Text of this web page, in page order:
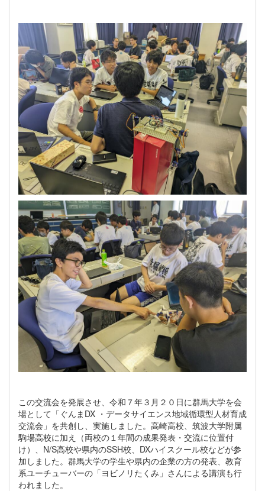
この交流会を発展させ、令和７年３月２０日に群馬大学を会
場として「ぐんまDX ・データサイエンス地域循環型人材育成
交流会」を共創し、実施しました。高崎高校、筑波大学附属
駒場高校に加え（両校の１年間の成果発表・交流に位置付
け）、N/S高校や県内のSSH校、DXハイスクール校などが参
加しました。群馬大学の学生や県内の企業の方の発表、教育
系ユーチューバーの「ヨビノリたくみ」さんによる講演も行
われました。